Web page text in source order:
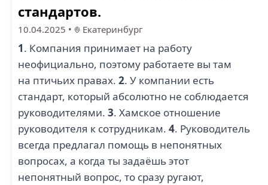
стандартов.
10.04.2025 • Екатеринбург
1. Компания принимает на работу
неофициально, поэтому работаете вы там
на птичьих правах. 2. У компании есть
стандарт, который абсолютно не соблюдается
руководителями. 3. Хамское отношение
руководителя к сотрудникам. 4. Руководитель
всегда предлагал помощь в непонятных
вопросах, а когда ты задаёшь этот
непонятный вопрос, то сразу ругают,